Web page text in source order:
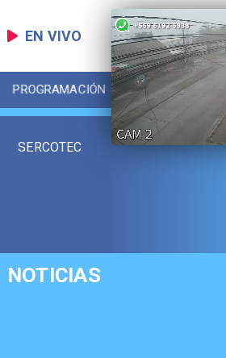
EN VIVO
PROGRAMACIÓN LOCAL
SERCOTEC
NOTICIAS